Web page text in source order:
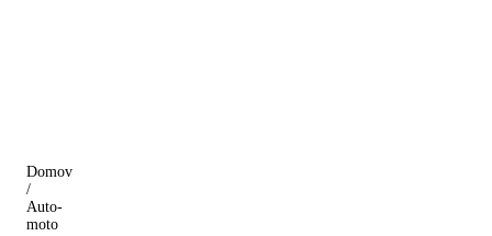
Domov
/
Auto-
moto